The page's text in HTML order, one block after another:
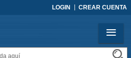
LOGIN CREAR CUENTA